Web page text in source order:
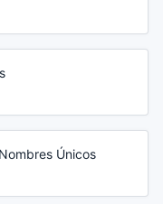
Únicos